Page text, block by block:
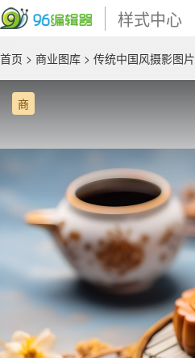
样式中心
首页 > 商业图库 > 传统中国风摄影图片
商